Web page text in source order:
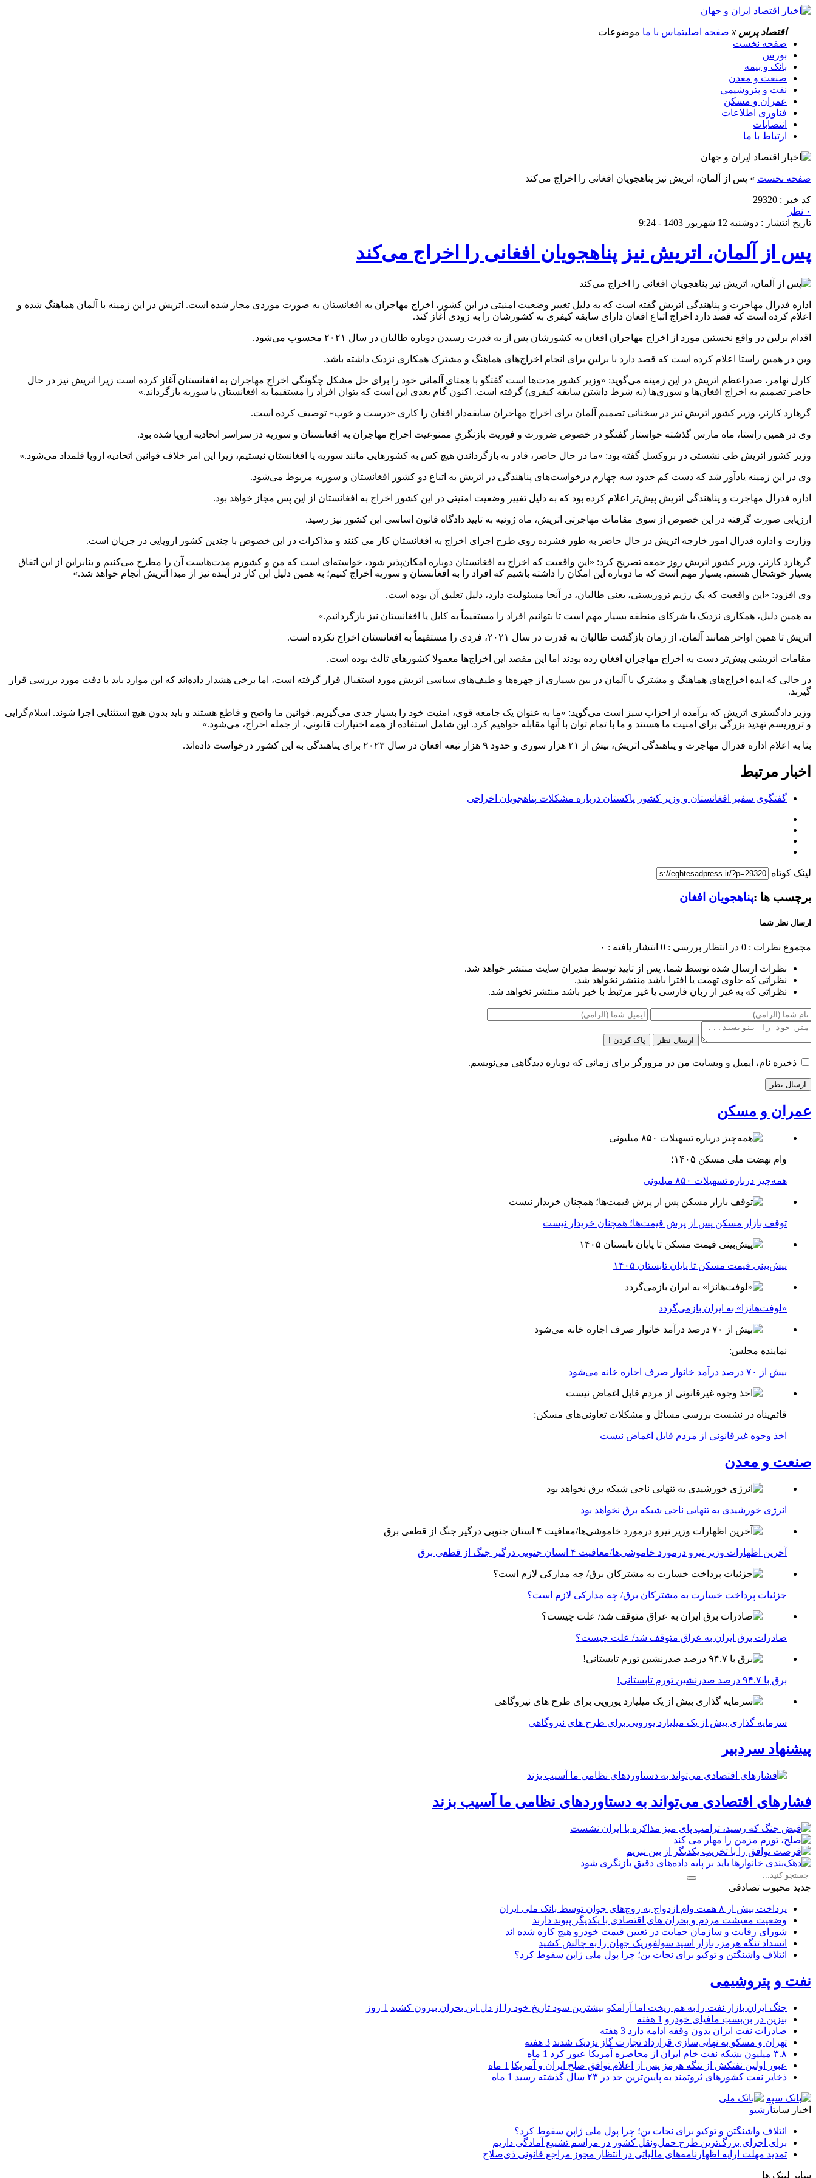
اقتصاد پرس x صفحه اصلیتماس با ما موضوعات
صفحه نخست
بورس
بانک و بیمه
صنعت و معدن
نفت و پتروشیمی
عمران و مسکن
فناوری اطلاعات
انتصابات
ارتباط با ما
صفحه نخست » پس از آلمان، اتریش نیز پناهجویان افغانی را اخراج می‌کند
کد خبر : 29320
۰ نظر
تاریخ انتشار : دوشنبه 12 شهریور 1403 - 9:24
پس از آلمان، اتریش نیز پناهجویان افغانی را اخراج می‌کند
اداره فدرال مهاجرت و پناهندگی اتریش گفته است که به دلیل تغییر وضعیت امنیتی در این کشور، اخراج مهاجران به افغانستان به صورت موردی مجاز شده است. اتریش در این زمینه با آلمان هماهنگ شده و
اعلام کرده است که قصد دارد اخراج اتباع افغان دارای سابقه کیفری به کشورشان را به زودی آغاز کند.
اقدام برلین در واقع نخستین مورد از اخراج مهاجران افغان به کشورشان پس از به قدرت رسیدن دوباره طالبان در سال ۲۰۲۱ محسوب می‌شود.
وین در همین راستا اعلام کرده است که قصد دارد با برلین برای انجام اخراج‌های هماهنگ و مشترک همکاری نزدیک داشته باشد.
کارل نهامر، صدراعظم اتریش در این زمینه می‌گوید: «وزیر کشور مدت‌ها است گفتگو با همتای آلمانی خود را برای حل مشکل چگونگی اخراج مهاجران به افغانستان آغاز کرده است زیرا اتریش نیز در حال
حاضر تصمیم به اخراج افغان‌ها و سوری‌ها (به شرط داشتن سابقه کیفری) گرفته است. اکنون گام بعدی این است که بتوان افراد را مستقیماً به افغانستان یا سوریه بازگرداند.»
گرهارد کارنر، وزیر کشور اتریش نیز در سخنانی تصمیم آلمان برای اخراج مهاجران سابقه‌دار افغان را کاری «درست و خوب» توصیف کرده است.
وی در همین راستا، ماه مارس گذشته خواستار گفتگو در خصوص ضرورت و فوریت بازنگریِ ممنوعیت اخراج مهاجران به افغانستان و سوریه دز سراسر اتحادیه اروپا شده بود.
وزیر کشور اتریش طی نشستی در بروکسل گفته بود: «ما در حال حاضر، قادر به بازگرداندن هیچ کس به کشورهایی مانند سوریه یا افغانستان نیستیم، زیرا این امر خلاف قوانین اتحادیه اروپا قلمداد می‌شود.»
وی در این زمینه یادآور شد که دست کم حدود سه چهارم درخواست‌های پناهندگی در اتریش به اتباع دو کشور افغانستان و سوریه مربوط می‌شود.
اداره فدرال مهاجرت و پناهندگی اتریش پیش‌تر اعلام کرده بود که به دلیل تغییر وضعیت امنیتی در این کشور اخراج به افغانستان از این پس مجاز خواهد بود.
ارزیابی صورت گرفته در این خصوص از سوی مقامات مهاجرتی اتریش، ماه ژوئیه به تایید دادگاه قانون اساسی این کشور نیز رسید.
وزارت و اداره فدرال امور خارجه اتریش در حال حاضر به طور فشرده روی طرح اجرای اخراج به افغانستان کار می کنند و مذاکرات در این خصوص با چندین کشور اروپایی در جریان است.
گرهارد کارنر، وزیر کشور اتریش روز جمعه تصریح کرد: «این واقعیت که اخراج به افغانستان دوباره امکان‌پذیر شود، خواسته‌ای است که من و کشورم مدت‌هاست آن را مطرح می‌کنیم و بنابراین از این اتفاق
بسیار خوشحال هستم. بسیار مهم است که ما دوباره این امکان را داشته باشیم که افراد را به افغانستان و سوریه اخراج کنیم؛ به همین دلیل این کار در آینده نیز از مبدا اتریش انجام خواهد شد.»
وی افزود: «این واقعیت که یک رژیم تروریستی، یعنی طالبان، در آنجا مسئولیت دارد، دلیل تعلیق آن بوده است.
به همین دلیل، همکاری نزدیک با شرکای منطقه بسیار مهم است تا بتوانیم افراد را مستقیماً به کابل یا افغانستان نیز بازگردانیم.»
اتریش تا همین اواخر همانند آلمان، از زمان بازگشت طالبان به قدرت در سال ۲۰۲۱، فردی را مستقیماً به افغانستان اخراج نکرده است.
مقامات اتریشی پیش‌تر دست به اخراج مهاجران افغان زده بودند اما این مقصد این اخراج‌ها معمولا کشورهای ثالث بوده است.
در حالی که ایده اخراج‌های هماهنگ و مشترک با آلمان در بین بسیاری از چهره‌ها و طیف‌های سیاسی اتریش مورد استقبال قرار گرفته است، اما برخی هشدار داده‌اند که این موارد باید با دقت مورد بررسی قرار
گیرند.
وزیر دادگستری اتریش که برآمده از احزاب سبز است می‌گوید: «ما به عنوان یک جامعه قوی، امنیت خود را بسیار جدی می‌گیریم. قوانین ما واضح و قاطع هستند و باید بدون هیچ استثنایی اجرا شوند. اسلام‌گرایی
و تروریسم تهدید بزرگی برای امنیت ما هستند و ما با تمام توان با آنها مقابله خواهیم کرد. این شامل استفاده از همه اختیارات قانونی، از جمله اخراج، می‌شود.»
بنا به اعلام اداره فدرال مهاجرت و پناهندگی اتریش، بیش از ۲۱ هزار سوری و حدود ۹ هزار تبعه افغان در سال ۲۰۲۳ برای پناهندگی به این کشور درخواست داده‌اند.
اخبار مرتبط
گفتگوی سفیر افغانستان و وزیر کشور پاکستان درباره مشکلات پناهجویان اخراجی
لینک کوتاه
برچسب ها :پناهجویان افغان
ارسال نظر شما
مجموع نظرات : 0 در انتظار بررسی : 0 انتشار یافته : ۰
نظرات ارسال شده توسط شما، پس از تایید توسط مدیران سایت منتشر خواهد شد.
نظراتی که حاوی تهمت یا افترا باشد منتشر نخواهد شد.
نظراتی که به غیر از زبان فارسی یا غیر مرتبط با خبر باشد منتشر نخواهد شد.
ارسال نظر پاک کردن !
ذخیره نام، ایمیل و وبسایت من در مرورگر برای زمانی که دوباره دیدگاهی می‌نویسم.
عمران و مسکن
وام نهضت ملی مسکن ۱۴۰۵؛
همه‌چیز درباره تسهیلات ۸۵۰ میلیونی
توقف بازار مسکن پس از پرش قیمت‌ها؛ همچنان خریدار نیست
پیش‌بینی قیمت مسکن تا پایان تابستان ۱۴۰۵
«لوفت‌هانزا» به ایران بازمی‌گردد
نماینده مجلس:
بیش از ۷۰ درصد درآمد خانوار صرف اجاره خانه می‌شود
قائم‌پناه در نشست بررسی مسائل و مشکلات تعاونی‌های مسکن:
اخذ وجوه غیرقانونی از مردم قابل اغماض نیست
صنعت و معدن
انرژی خورشیدی به تنهایی ناجی شبکه برق نخواهد بود
آخرین اظهارات وزیر نیرو درمورد خاموشی‌ها/معافیت ۴ استان جنوبی درگیر جنگ از قطعی برق
جزئیات پرداخت خسارت به مشترکان برق/ چه مدارکی لازم است؟
صادرات برق ایران به عراق متوقف شد/ علت چیست؟
برق با ۹۴.۷ درصد صدرنشین تورم تابستانی!
سرمایه گذاری بیش از یک میلیارد یورویی برای طرح های نیروگاهی
پیشنهاد سردبیر
فشارهای اقتصادی می‌تواند به دستاوردهای نظامی ما آسیب بزند
جدید محبوب تصادفی
پرداخت بیش از ۸ همت وام ازدواج به زوج‌های جوان توسط بانک ملی ایران
وضعیت معیشت مردم و بحران های اقتصادی با یکدیگر پیوند دارند
شورای رقابت و سازمان حمایت در تعیین قیمت خودرو هیچ کاره شده اند
انسداد تنگه هرمز، بازار اسید سولفوریک جهان را به چالش کشید
ائتلاف واشنگتن و توکیو برای نجات ین؛ چرا پول ملی ژاپن سقوط کرد؟
نفت و پتروشیمی
جنگ ایران بازار نفت را به هم ریخت اما آرامکو بیشترین سود تاریخ خود را از دل این بحران بیرون کشید 1 روز
بنزین در بن‌بستِ مافیای خودرو 1 هفته
صادرات نفت ایران بدون وقفه ادامه دارد 3 هفته
تهران و مسکو به نهایی‌سازی قرارداد تجارت گاز نزدیک شدند 3 هفته
۳.۸ میلیون بشکه نفت خام ایران از محاصره آمریکا عبور کرد
1 ماه
عبور اولین نفتکش از تنگه هرمز پس از اعلام توافق صلح ایران و آمریکا 1 ماه
ذخایر نفت کشورهای ثروتمند به پایین‌ترین حد در ۲۳ سال گذشته رسید
1 ماه
اخبار سایتآرشیو
ائتلاف واشنگتن و توکیو برای نجات ین؛ چرا پول ملی ژاپن سقوط کرد؟
برای اجرای بزرگ‌ترین طرح حمل‌ونقل کشور در مراسم تشییع آمادگی داریم
تمدید مهلت ارایه اظهارنامه‌های مالیاتی در انتظار مجوز مراجع قانونی ذی‌‏صلاح
سایر لینک ها